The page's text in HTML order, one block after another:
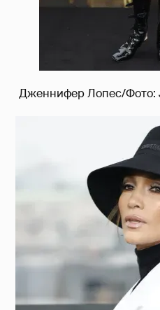
Дженнифер Лопес/Фото: